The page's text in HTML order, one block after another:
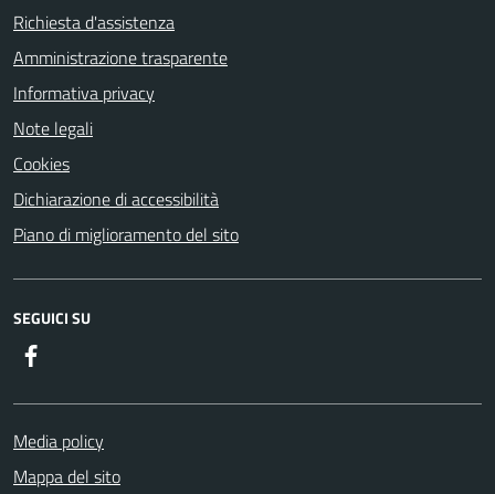
Richiesta d'assistenza
Amministrazione trasparente
Informativa privacy
Note legali
Cookies
Dichiarazione di accessibilità
Piano di miglioramento del sito
SEGUICI SU
Media policy
Mappa del sito